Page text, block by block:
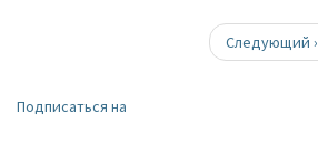
Следующая
страница
Следующий ›
Подписаться на